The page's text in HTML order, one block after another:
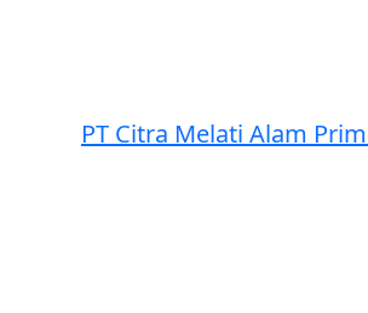
PT Citra Melati Alam